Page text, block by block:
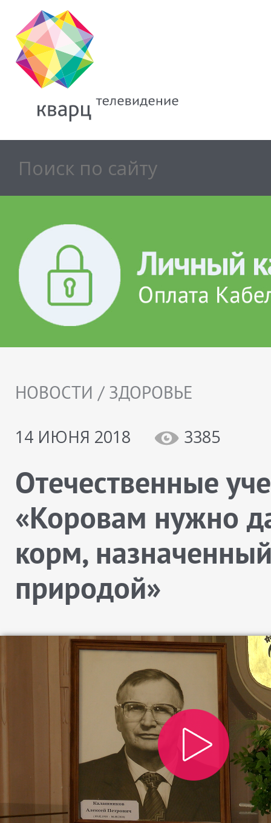
НОВОСТИ / ЗДОРОВЬЕ
14 ИЮНЯ 2018
3385
Отечественные
«Коровам нужно
корм,
природой»